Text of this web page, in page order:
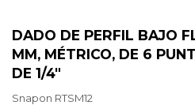
DADO DE PERFIL BAJO
MM, MÉTRICO, DE 6
DE 1/4"
Snapon RTSM12